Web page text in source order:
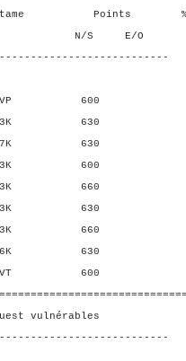
Points %
E/O N/
VP 600
3K 630
7K 630
3K 600
3K 660
3K 630
3K 660
6K 630
VT 600
vulnérables